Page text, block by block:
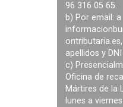
96 316 05 65.
b) Por email: a
ontributaria.es
apellidos y
c)
Oficina de
Mártires de la
lunes a